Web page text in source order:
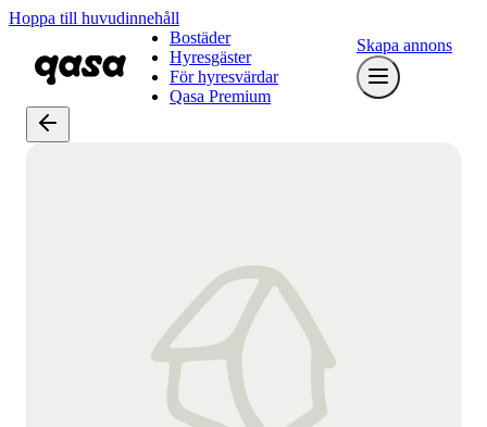
Hoppa till huvudinnehåll
Bostäder
Hyresgäster
För hyresvärdar
Qasa Premium
Skapa annons